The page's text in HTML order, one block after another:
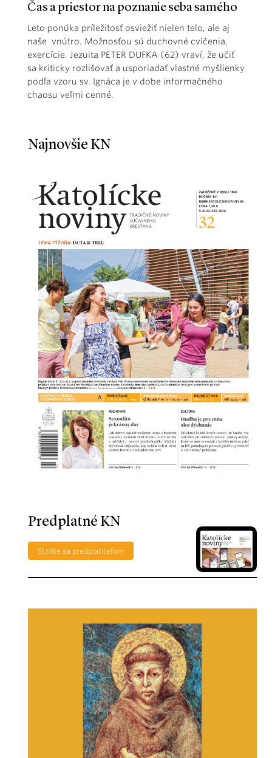
Čas a priestor na poznanie seba samého
Leto ponúka príležitosť osviežiť nielen telo, ale aj
naše vnútro. Možnosťou sú duchovné cvičenia,
exercície. Jezuita PETER DUFKA (62) vraví, že učiť
sa kriticky rozlišovať a usporiadať vlastné myšlienky
podľa vzoru sv. Ignáca je v dobe informačného
chaosu veľmi cenné.
Najnovšie KN
Predplatné KN
Staňte sa predplatiteľom